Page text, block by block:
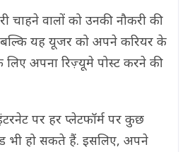
वालों को उनकी नौकरी की
यह यूजर को अपने करियर के
लिए अपना रिज़्यूमे पोस्ट करने की
पर हर प्लेटफॉर्म पर कुछ
भी हो सकते हैं. इसलिए, अपने